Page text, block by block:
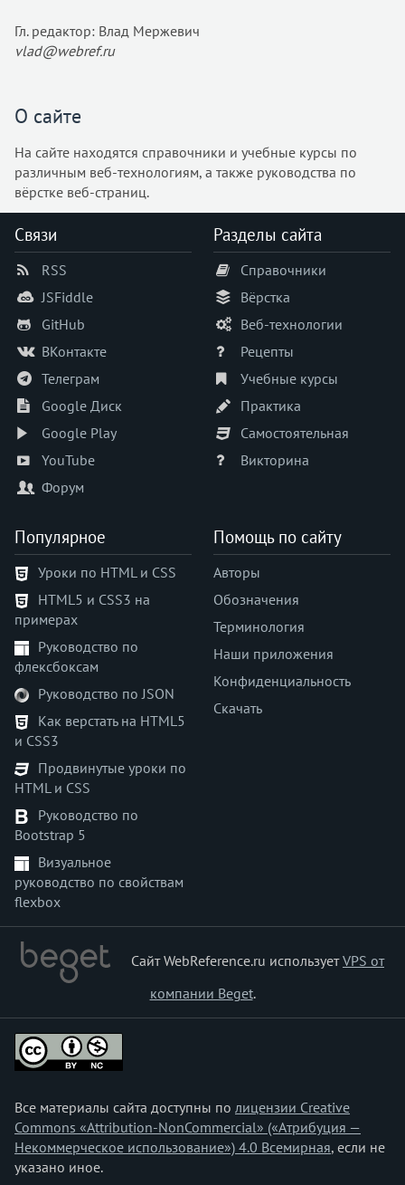
Гл. редактор: Влад Мержевич
vlad@webref.ru
О сайте
На сайте находятся справочники и учебные курсы по
различным веб-технологиям, а также руководства по
вёрстке веб-страниц.
Связи
RSS
JSFiddle
GitHub
ВКонтакте
Телеграм
Google Диск
Google Play
YouTube
Форум
Разделы сайта
Справочники
Вёрстка
Веб-технологии
Рецепты
Учебные курсы
Практика
Самостоятельная
Викторина
Популярное
Уроки по HTML и CSS
HTML5 и CSS3 на
примерах
Руководство по
флексбоксам
Руководство по JSON
Как верстать на HTML5
и CSS3
Продвинутые уроки по
HTML и CSS
Руководство по
Bootstrap 5
Визуальное
руководство по свойствам
flexbox
Помощь по сайту
Авторы
Обозначения
Терминология
Наши приложения
Конфиденциальность
Скачать
Сайт WebReference.ru используетVPS от
компании Beget.
Все материалы сайта доступны по лицензии Creative
Commons «Attribution-NonCommercial» («Атрибуция —
Некоммерческое использование») 4.0 Всемирная, если не
указано иное.